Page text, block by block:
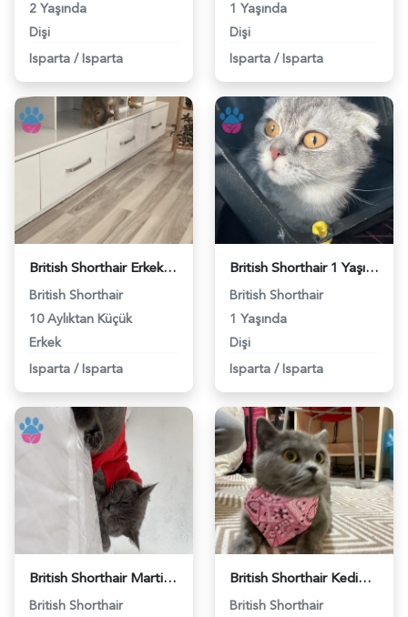
2 Yaşında
Dişi
Isparta / Isparta
1 Yaşında
Dişi
Isparta / Isparta
British Shorthair Erkek kedim için eş arıyorum - 118972027
British Shorthair
10 Aylıktan Küçük
Erkek
Isparta / Isparta
British Shorthair 1 Yaşında Eş Arıyor - 118969533
British Shorthair
1 Yaşında
Dişi
Isparta / Isparta
British Shorthair Martis Eş Arıyor - 118967839
British Shorthair
British Shorthair Kedime Eş Arıyorum - 118961255
British Shorthair